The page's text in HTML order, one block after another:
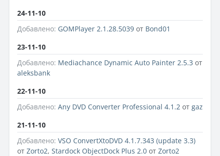
24-11-10
Добавлено: GOMPlayer 2.1.28.5039 от Bond01
23-11-10
Добавлено: Mediachance Dynamic Auto Painter 2.5.3 от
aleksbank
22-11-10
Добавлено: Any DVD Converter Professional 4.1.2 от gaz
21-11-10
Добавлено: VSO ConvertXtoDVD 4.1.7.343 (update 3.3)
от Zorto2, Stardock ObjectDock Plus 2.0 от Zorto2